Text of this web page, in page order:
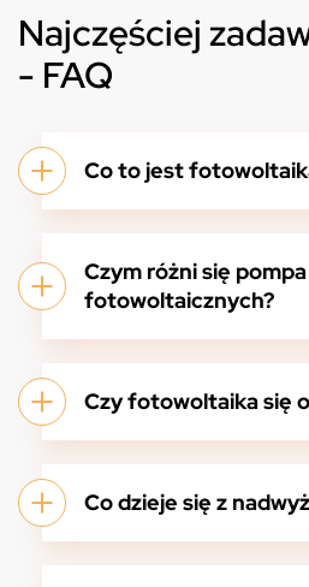
Najczęściej
- FAQ
Co to jest
Czym różni się
fotowoltaicznych?
Czy fotowoltaika się
Co dzieje się z